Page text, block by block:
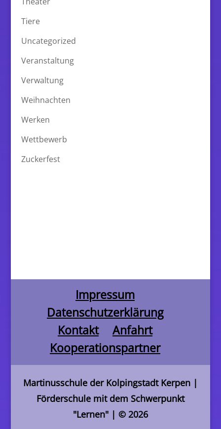
Tiere
Uncategorized
Veranstaltung
Verwaltung
Weihnachten
Werken
Wettbewerb
Zuckerfest
Impressum
Datenschutzerklärung
Kontakt
Anfahrt
Kooperationspartner
Martinusschule der Kolpingstadt Kerpen|
Förderschule mit dem Schwerpunkt
"Lernen" | © 2026